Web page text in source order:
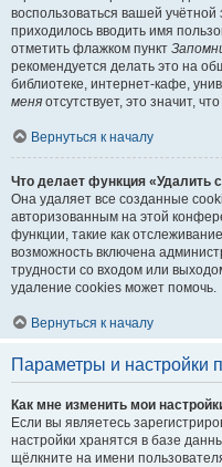
воспользоваться вашей
приходилось вводить имя
отметить флажком пункт
рекомендуется делать это на
библиотеке, интернет-кафе,
меня отсутствует, это значит,
Вернуться к началу
Что делает функция «Удалить
Она удаляет все созданные
авторизованным на этой
функции, такие как
возможность включена
трудности со входом или
удаление cookies может помочь.
Вернуться к началу
Параметры и настройки
Как мне изменить мои
Если вы являетесь
настройки хранятся в базе
щёлкните на имени